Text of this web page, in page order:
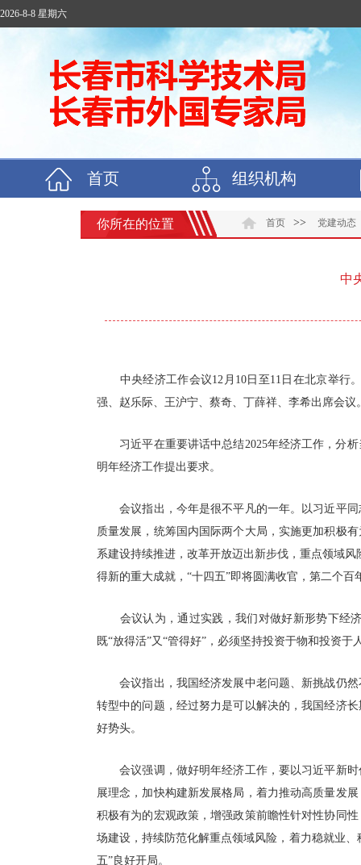
2026-8-8 星期六
首页 组织机构
你所在的位置 首页 >> 党建动态
中
中央经济工作会议12月10日至11日在北京举行
强、赵乐际、王沪宁、蔡奇、丁薛祥、李希出席会议
习近平在重要讲话中总结2025年经济工作，分析
明年经济工作提出要求。
会议指出，今年是很不平凡的一年。以习近平同
质量发展，统筹国内国际两个大局，实施更加积极
系建设持续推进，改革开放迈出新步伐，重点领域
得新的重大成就，“十四五”即将圆满收官，第二个
会议认为，通过实践，我们对做好新形势下经济
既“放得活”又“管得好”，必须坚持投资于物和投资
会议指出，我国经济发展中老问题、新挑战仍然
转型中的问题，经过努力是可以解决的，我国经济
好势头。
会议强调，做好明年经济工作，要以习近平新时
展理念，加快构建新发展格局，着力推动高质量发
积极有为的宏观政策，增强政策前瞻性针对性协同
场建设，持续防范化解重点领域风险，着力稳就业
五”良好开局。